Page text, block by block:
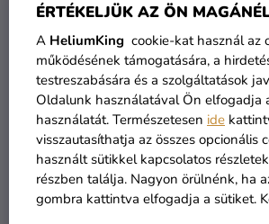
ÉRTÉKELJÜK AZ ÖN
A HeliumKing cookie-kat használ az
működésének támogatására, a
testreszabására és a szolgáltatások
Oldalunk használatával Ön elfogadja
használatát. Természetesen ide
visszautasíthatja az összes opcionális
használt sütikkel kapcsolatos
részben találja. Nagyon örülnénk, ha
gombra kattintva elfogadja a sütiket.
Gyermek jelmez - Harley
Quinn
11 290 Ft
12 910 Ft
kapitány
8 090
15 190